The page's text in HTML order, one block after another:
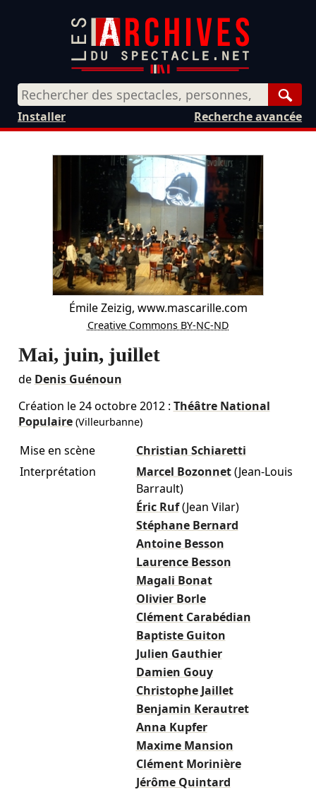
Recherche avancée
Installer
Émile Zeizig, www.mascarille.com
Creative Commons BY-NC-ND
Mai, juin, juillet
de Denis Guénoun
Création le24 octobre 2012: Théâtre National
Populaire(Villeurbanne)
Mise en scène
Christian Schiaretti
Interprétation
Marcel Bozonnet (Jean-Louis
Barrault)
Éric Ruf (Jean Vilar)
Stéphane Bernard
Antoine Besson
Laurence Besson
Magali Bonat
Olivier Borle
Clément Carabédian
Baptiste Guiton
Julien Gauthier
Damien Gouy
Christophe Jaillet
Benjamin Kerautret
Anna Kupfer
Maxime Mansion
Clément Morinière
Jérôme Quintard